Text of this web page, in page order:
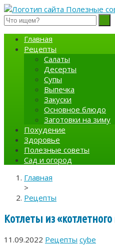
Полезные советы домохозяйкам
Главная
Рецепты
Салаты
Десерты
Супы
Выпечка
Закуски
Основное блюдо
Заготовки на зиму
Похудение
Здоровье
Полезные советы
Сад и огород
Главная
>
Рецепты
Котлеты из
11.09.2022 Рецепты cybe